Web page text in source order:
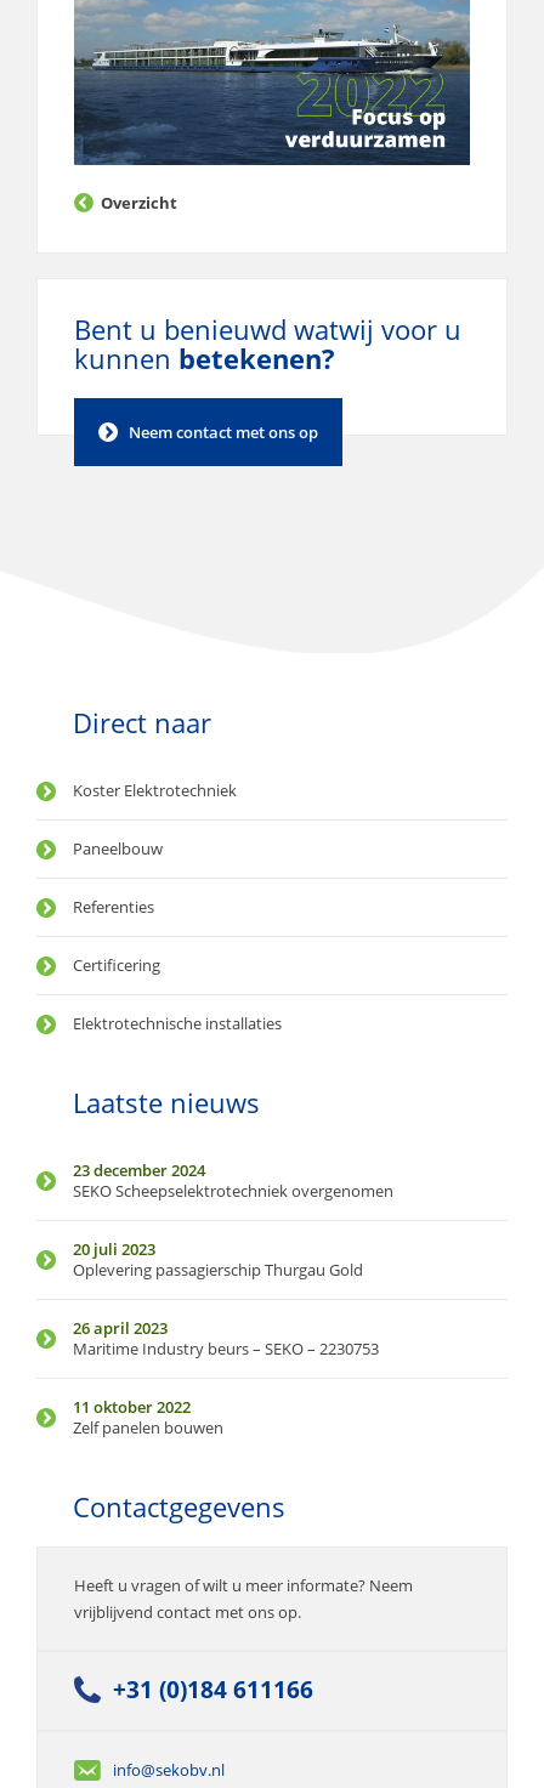
Overzicht
Bent u benieuwd watwij voor u
kunnen betekenen?
Neem contact met ons op
Direct naar
Koster Elektrotechniek
Paneelbouw
Referenties
Certificering
Elektrotechnische installaties
Laatste nieuws
23 december 2024
SEKO Scheepselektrotechniek overgenomen
20 juli 2023
Oplevering passagierschip Thurgau Gold
26 april 2023
Maritime Industry beurs – SEKO – 2230753
11 oktober 2022
Zelf panelen bouwen
Contactgegevens
Heeft u vragen of wilt u meer informate? Neem
vrijblijvend contact met ons op.
+31 (0)184 611166
info@sekobv.nl